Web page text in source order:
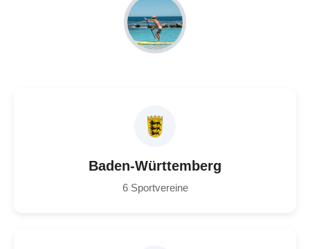
Baden-Württemberg
6 Sportvereine